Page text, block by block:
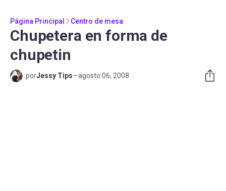
Página Principal Centro de mesa
Chupetera en forma de
chupetin
porJessy Tips—agosto 06, 2008